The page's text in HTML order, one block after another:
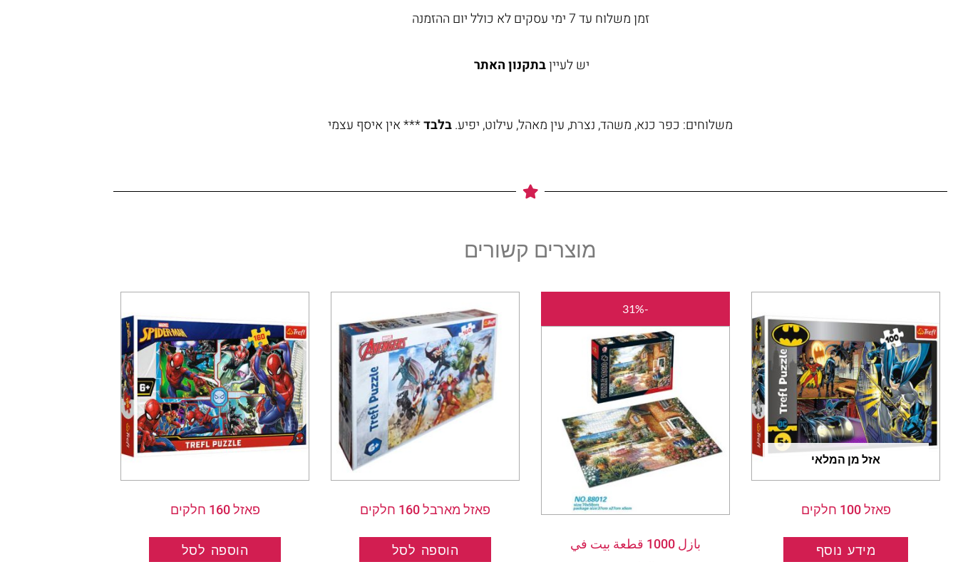
זמן משלוח עד 7 ימי עסקים לא כולל יום ההזמנה
יש לעייןבתקנון האתר
משלוחים: כפר כנא, משהד, נצרת, עין מאהל, עילוט, יפיע.בלבד*** אין איסף עצמי
מוצרים קשורים
אזל מן המלאי
פאזל 100 חלקים
מידע נוסף
-31%
بازل 1000 قطعة بيت في
המקורי
היה:
₪65.00.
הוא:
₪45.00.
פאזל מארבל 160 חלקים
הוספה לסל
פאזל 160 חלקים
הוספה לסל